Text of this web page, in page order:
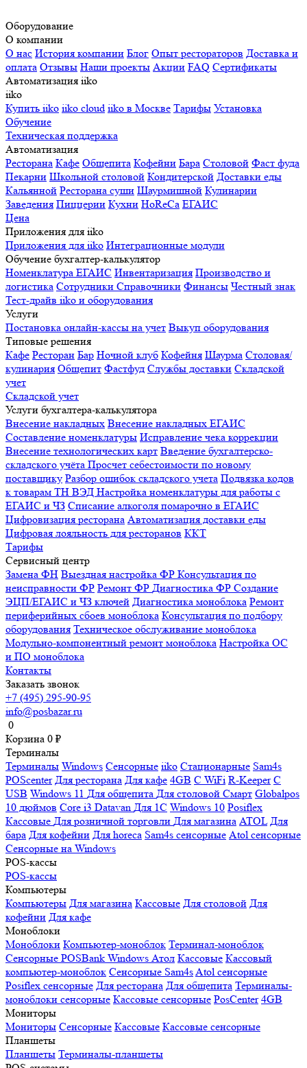
Оборудование
О компании
О нас История компании Блог Опыт рестораторов Доставка и
оплата Отзывы Наши проекты Акции FAQ Сертификаты
Автоматизация iiko
iiko
Купить iiko iiko cloud iiko в Москве Тарифы Установка
Обучение
Техническая поддержка
Автоматизация
Ресторана Кафе Общепита Кофейни Бара Столовой Фаст фуда
Пекарни Школьной столовой Кондитерской Доставки еды
Кальянной Ресторана суши Шаурмишной Кулинарии
Заведения Пиццерии Кухни HoReCa ЕГАИС
Цена
Приложения для iiko
Приложения для iiko Интеграционные модули
Обучение бухгалтер-калькулятор
Номенклатура ЕГАИС Инвентаризация Производство и
логистика Сотрудники Справочники Финансы Честный знак
Тест-драйв iiko и оборудования
Услуги
Постановка онлайн-кассы на учет Выкуп оборудования
Типовые решения
Кафе Ресторан Бар Ночной клуб Кофейня Шаурма Столовая/
кулинария Общепит Фастфуд Службы доставки Складской
учет
Складской учет
Услуги бухгалтера-калькулятора
Внесение накладных Внесение накладных ЕГАИС
Составление номенклатуры Исправление чека коррекции
Внесение технологических карт Введение бухгалтерско-
складского учёта Просчет себестоимости по новому
поставщику Разбор ошибок складского учета Подвязка кодов
к товарам ТН ВЭД Настройка номенклатуры для работы с
ЕГАИС и ЧЗ Списание алкоголя помарочно в ЕГАИС
Цифровизация ресторана Автоматизация доставки еды
Цифровая лояльность для ресторанов ККТ
Тарифы
Сервисный центр
Замена ФН Выездная настройка ФР Консультация по
неисправности ФР Ремонт ФР Диагностика ФР Создание
ЭЦП/ЕГАИС и ЧЗ ключей Диагностика моноблока Ремонт
периферийных сбоев моноблока Консультация по подбору
оборудования Техническое обслуживание моноблока
Модульно-компонентный ремонт моноблока Настройка ОС
и ПО моноблока
Контакты
Заказать звонок
+7 (495) 295-90-95
info@posbazar.ru
0
Корзина 0 ₽
Терминалы
Терминалы Windows Сенсорные iiko Стационарные Sam4s
POScenter Для ресторана Для кафе 4GB С WiFi R-Keeper С
USB Windows 11 Для общепита Для столовой Смарт Globalpos
10 дюймов Core i3 Datavan Для 1С Windows 10 Posiflex
Кассовые Для розничной торговли Для магазина ATOL Для
бара Для кофейни Для horeca Sam4s сенсорные Atol сенсорные
Сенсорные на Windows
POS-кассы
POS-кассы
Компьютеры
Компьютеры Для магазина Кассовые Для столовой Для
кофейни Для кафе
Моноблоки
Моноблоки Компьютер-моноблок Терминал-моноблок
Сенсорные POSBank Windows Атол Кассовые Кассовый
компьютер-моноблок Сенсорные Sam4sAtol сенсорные
Posiflex сенсорные Для ресторана Для общепита Терминалы-
моноблоки сенсорные Кассовые сенсорные PosCenter 4GB
Мониторы
Мониторы Сенсорные Кассовые Кассовые сенсорные
Планшеты
Планшеты Терминалы-планшеты